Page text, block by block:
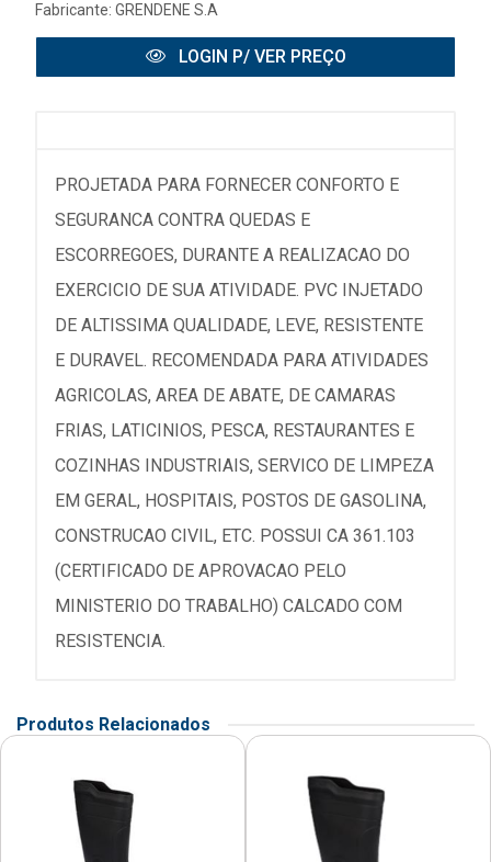
Fabricante: GRENDENE S.A
LOGIN P/ VER PREÇO
PROJETADA PARA FORNECER CONFORTO E
SEGURANCA CONTRA QUEDAS E
ESCORREGOES, DURANTE A REALIZACAO DO
EXERCICIO DE SUA ATIVIDADE. PVC INJETADO
DE ALTISSIMA QUALIDADE, LEVE, RESISTENTE
E DURAVEL. RECOMENDADA PARA ATIVIDADES
AGRICOLAS, AREA DE ABATE, DE CAMARAS
FRIAS, LATICINIOS, PESCA, RESTAURANTES E
COZINHAS INDUSTRIAIS, SERVICO DE LIMPEZA
EM GERAL, HOSPITAIS, POSTOS DE GASOLINA,
CONSTRUCAO CIVIL, ETC. POSSUI CA 361.103
(CERTIFICADO DE APROVACAO PELO
MINISTERIO DO TRABALHO) CALCADO COM
RESISTENCIA.
Produtos Relacionados